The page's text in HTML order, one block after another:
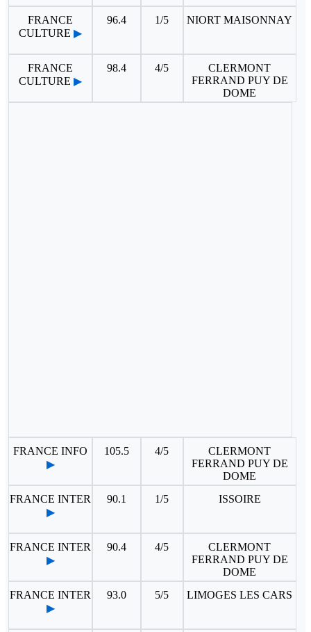
FRANCE
CULTURE ▶
96.4 1/5 NIORT MAISONNAY
FRANCE
CULTURE ▶
98.4 4/5
CLERMONT
FERRAND PUY DE
DOME
FRANCE INFO
▶
105.5 4/5
CLERMONT
FERRAND PUY DE
DOME
FRANCE INTER
▶
90.1 1/5 ISSOIRE
FRANCE INTER
▶
90.4 4/5
CLERMONT
FERRAND PUY DE
DOME
FRANCE INTER
▶
93.0 5/5 LIMOGES LES CARS